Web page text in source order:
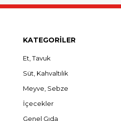
KATEGORİLER
Et, Tavuk
Süt, Kahvaltılık
Meyve, Sebze
İçecekler
Genel Gıda